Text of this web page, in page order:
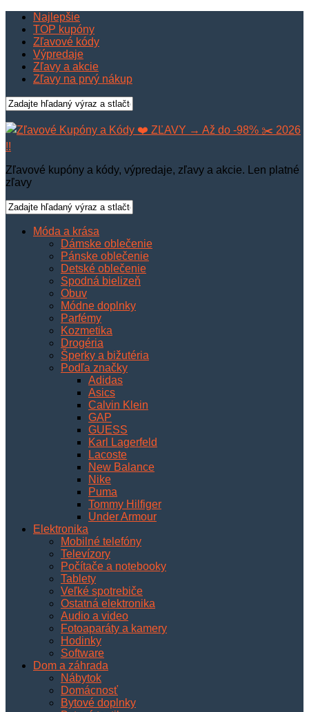
Najlepšie
TOP kupóny
Zľavové kódy
Výpredaje
Zľavy a akcie
Zľavy na prvý nákup
Zľavové kupóny a kódy, výpredaje, zľavy a akcie. Len platné
zľavy
Móda a krása
Dámske oblečenie
Pánske oblečenie
Detské oblečenie
Spodná bielizeň
Obuv
Módne doplnky
Parfémy
Kozmetika
Drogéria
Šperky a bižutéria
Podľa značky
Adidas
Asics
Calvin Klein
GAP
GUESS
Karl Lagerfeld
Lacoste
New Balance
Nike
Puma
Tommy Hilfiger
Under Armour
Elektronika
Mobilné telefóny
Televízory
Počítače a notebooky
Tablety
Veľké spotrebiče
Ostatná elektronika
Audio a video
Fotoaparáty a kamery
Hodinky
Software
Dom a záhrada
Nábytok
Domácnosť
Bytové doplnky